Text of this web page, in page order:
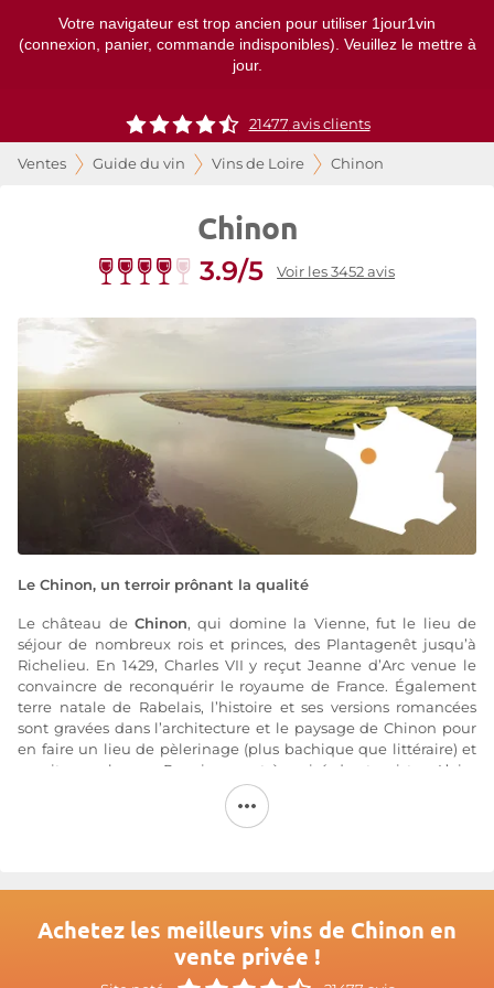
Votre navigateur est trop ancien pour utiliser 1jour1vin
(connexion, panier, commande indisponibles). Veuillez le mettre à
jour.
21477 avis clients
Ventes Guide du vin Vins de Loire Chinon
Chinon
3.9/5 Voir les 3452 avis
Le Chinon, un terroir prônant la qualité
Le château deChinon, qui domine la Vienne, fut le lieu de
séjour de nombreux rois et princes, des Plantagenêt jusqu’à
Richelieu. En 1429, Charles VII y reçut Jeanne d’Arc venue le
convaincre de reconquérir le royaume de France. Également
terre natale de Rabelais, l’histoire et ses versions romancées
sont gravées dans l’architecture et le paysage de Chinon pour
en faire un lieu de pèlerinage (plus bachique que littéraire) et
un site au charme Renaissance très prisé des touristes. L’aire
d’appellation s’étend sur 18 communes, de part et d’autre de la
Vienne jusqu’à sa confluence avec la Loire. Le terroir a été
consacré par l'AOC Chinon datant du décret du 31 juillet 1937.
110.000 hectolitres de vin des trois couleurs. On rencontre à
Chinon une succession de trois grands types de sols. D’abord les
terrasses alluviales (anciennes et récentes) des bords de la
Vienne, composées de graves et de sables, puis les coteaux et
Achetez les meilleurs vins de Chinon en
vente privée !